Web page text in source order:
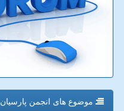
موضوع های انجمن پارسیان